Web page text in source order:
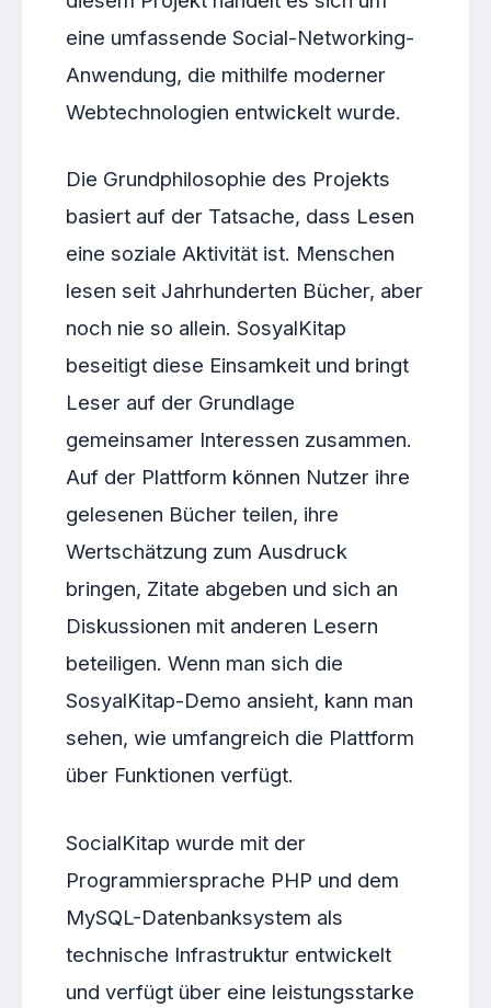
eine umfassende Social-Networking-
Anwendung, die mithilfe moderner
Webtechnologien entwickelt wurde.
Die Grundphilosophie des Projekts
basiert auf der Tatsache, dass Lesen
eine soziale Aktivität ist. Menschen
lesen seit Jahrhunderten Bücher, aber
noch nie so allein. SosyalKitap
beseitigt diese Einsamkeit und bringt
Leser auf der Grundlage
gemeinsamer Interessen zusammen.
Auf der Plattform können Nutzer ihre
gelesenen Bücher teilen, ihre
Wertschätzung zum Ausdruck
bringen, Zitate abgeben und sich an
Diskussionen mit anderen Lesern
beteiligen. Wenn man sich die
SosyalKitap-Demo ansieht, kann man
sehen, wie umfangreich die Plattform
über Funktionen verfügt.
SocialKitap wurde mit der
Programmiersprache PHP und dem
MySQL-Datenbanksystem als
technische Infrastruktur entwickelt
und verfügt über eine leistungsstarke